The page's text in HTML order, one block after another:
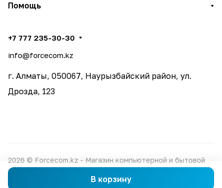
В корзину
Помощь
+7 777 235-30-30
info@forcecom.kz
г. Алматы, 050067, Наурызбайский район, ул.
Дрозда, 123
2026 © Forcecom.kz - Магазин компьютерной и бытовой
техники